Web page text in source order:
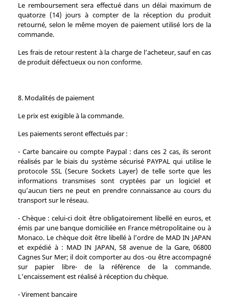
Le remboursement sera effectué dans un délai maximum de
quatorze (14) jours à compter de la réception du produit
retourné, selon le même moyen de paiement utilisé lors de la
commande.
Les frais de retour restent à la charge de l’acheteur, sauf en cas
de produit défectueux ou non conforme.
8. Modalités de paiement
Le prix est exigible à la commande.
Les paiements seront effectués par :
- Carte bancaire ou compte Paypal : dans ces 2 cas, ils seront
réalisés par le biais du système sécurisé PAYPAL qui utilise le
protocole SSL (Secure Sockets Layer) de telle sorte que les
informations transmises sont cryptées par un logiciel et
qu’aucun tiers ne peut en prendre connaissance au cours du
transport sur le réseau.
- Chèque : celui-ci doit être obligatoirement libellé en euros, et
émis par une banque domiciliée en France métropolitaine ou à
Monaco. Le chèque doit être libellé à l’ordre de MAD IN JAPAN
et expédié à : MAD IN JAPAN, 58 avenue de la Gare, 06800
Cagnes Sur Mer; il doit comporter au dos -ou être accompagné
sur papier libre- de la référence de la commande.
L’encaissement est réalisé à réception du chèque.
- Virement bancaire